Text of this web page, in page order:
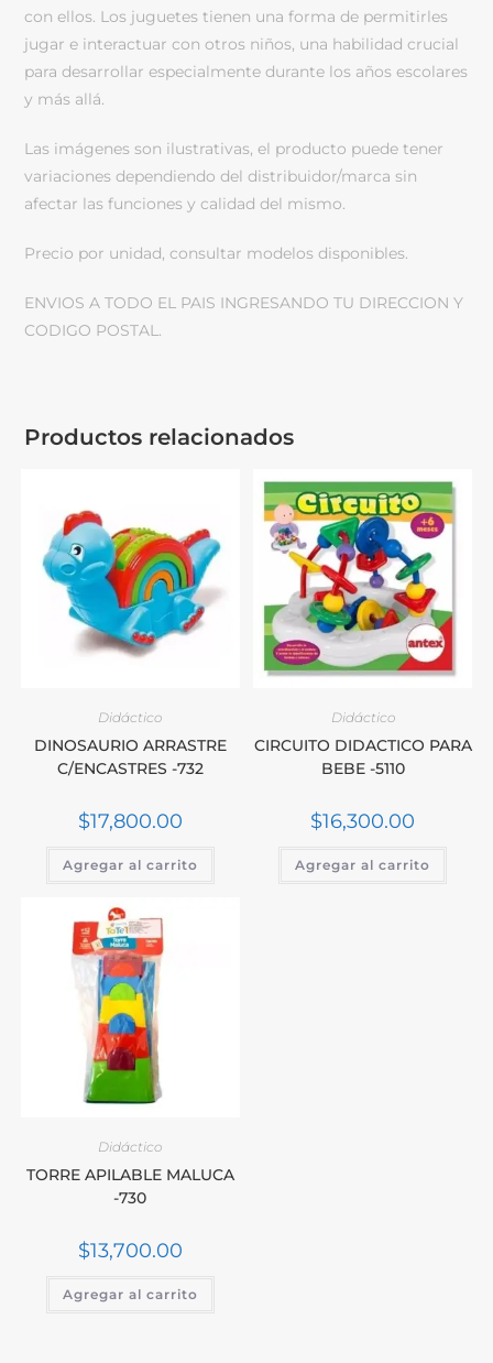
con ellos. Los juguetes tienen una forma de permitirles
jugar e interactuar con otros niños, una habilidad crucial
para desarrollar especialmente durante los años escolares
y más allá.
Las imágenes son ilustrativas, el producto puede tener
variaciones dependiendo del distribuidor/marca sin
afectar las funciones y calidad del mismo.
Precio por unidad, consultar modelos disponibles.
ENVIOS A TODO EL PAIS INGRESANDO TU DIRECCION Y
CODIGO POSTAL.
Productos relacionados
Didáctico
DINOSAURIO ARRASTRE
C/ENCASTRES -732
$17,800.00
Agregar al carrito
Didáctico
CIRCUITO DIDACTICO PARA
BEBE -5110
$16,300.00
Agregar al carrito
Didáctico
TORRE APILABLE MALUCA
-730
$13,700.00
Agregar al carrito